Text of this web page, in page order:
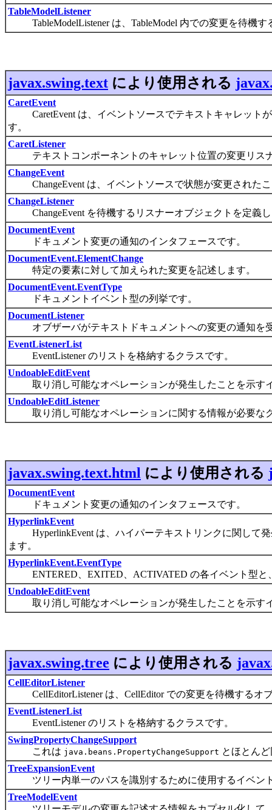
TableModelListener
TableModelListener は、TableModel 内での変更を待機す
javax.swing.text により使用される
CaretEvent
CaretEvent は、イベントソースでテキストキャレット
す。
CaretListener
テキストコンポーネントのキャレット位置の変更リス
ChangeEvent
ChangeEvent は、イベントソースで状態が変更された
ChangeListener
ChangeEvent を待機するリスナーオブジェクトを定義
DocumentEvent
ドキュメント変更の通知のインタフェースです。
DocumentEvent.ElementChange
特定の要素に対して加えられた変更を記述します。
DocumentEvent.EventType
ドキュメントイベント型の列挙です。
DocumentListener
オブザーバがテキストドキュメントへの変更の通知を
EventListenerList
EventListener のリストを格納するクラスです。
UndoableEditEvent
取り消し可能なオペレーションが発生したことを示す
UndoableEditListener
取り消し可能なオペレーションに関する情報が必要な
javax.swing.text.html により使用される
DocumentEvent
ドキュメント変更の通知のインタフェースです。
HyperlinkEvent
HyperlinkEvent は、ハイパーテキストリンクに関して発
ます。
HyperlinkEvent.EventType
ENTERED、EXITED、ACTIVATED の各イベント型と
UndoableEditEvent
取り消し可能なオペレーションが発生したことを示す
javax.swing.tree により使用される
CellEditorListener
CellEditorListener は、CellEditor での変更を待機するオ
EventListenerList
EventListener のリストを格納するクラスです。
SwingPropertyChangeSupport
これは java.beans.PropertyChangeSupport とほとん
TreeExpansionEvent
ツリー内単一のパスを識別するために使用するイベン
TreeModelEvent